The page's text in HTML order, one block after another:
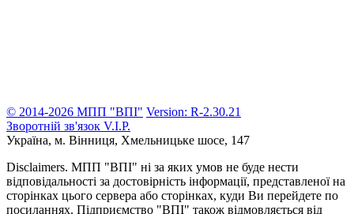
© 2014-2026 МПП "ВПІ" Version: R-2.30.21
Зворотній зв'язок V.I.P.
Україна, м. Вінниця, Хмельницьке шосе, 147
Disclaimers. МПП "ВПІ" ні за яких умов не буде нести
відповідальності за достовірність інформації, представленої на
сторінках цього сервера або сторінках, куди Ви перейдете по
посиланнях. Підприємство "ВПІ" також відмовляється від